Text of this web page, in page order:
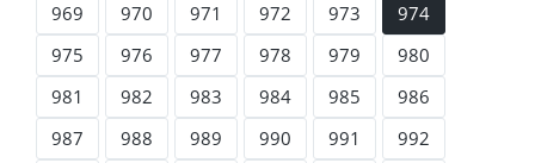
969
970 971 972 973
974
975
976 977 978 979
980
981
982 983 984 985
986
987
988 989 990 991
992